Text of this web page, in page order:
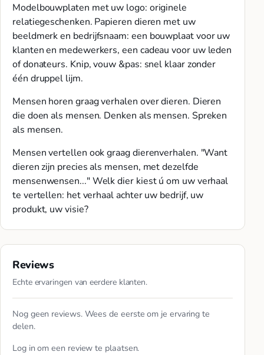
Modelbouwplaten met uw logo: originele
relatiegeschenken. Papieren dieren met uw
beeldmerk en bedrijfsnaam: een bouwplaat voor uw
klanten en medewerkers, een cadeau voor uw leden
of donateurs. Knip, vouw &pas: snel klaar zonder
één druppel lijm.
Mensen horen graag verhalen over dieren. Dieren
die doen als mensen. Denken als mensen. Spreken
als mensen.
Mensen vertellen ook graag dierenverhalen. "Want
dieren zijn precies als mensen, met dezelfde
mensenwensen..." Welk dier kiest ú om uw verhaal
te vertellen: het verhaal achter uw bedrijf, uw
produkt, uw visie?
Reviews
Echte ervaringen van eerdere klanten.
Nog geen reviews. Wees de eerste om je ervaring te
delen.
Log in om een review te plaatsen.